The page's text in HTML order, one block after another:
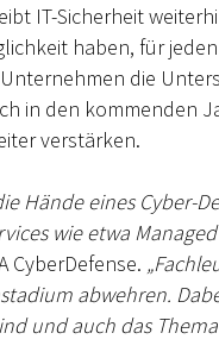
IT-Sicherheit
haben, für
die
in den kommenden
verstärken.
Hände eines Cyber-
wie etwa
CyberDefense.
abwehren.
und auch das